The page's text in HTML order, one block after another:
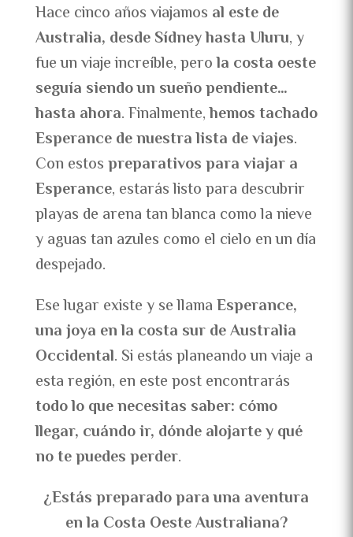
Hace cinco años viajamos al este de
Australia, desde Sídney hasta Uluru, y
fue un viaje increíble, perola costa oeste
seguía siendo un sueño pendiente…
hasta ahora. Finalmente,hemos tachado
Esperance de nuestra lista de viajes.
Con estospreparativos para viajar a
Esperance, estarás listo para descubrir
playas de arena tan blanca como la nieve
y aguas tan azules como el cielo en un día
despejado.
Ese lugar existe y se llamaEsperance,
una joya en la costa sur de Australia
Occidental. Si estás planeando un viaje a
esta región, en este post encontrarás
todo lo que necesitas saber: cómo
llegar, cuándo ir, dónde alojarte y qué
no te puedes perder.
¿Estás preparado para una aventura
en la Costa Oeste Australiana?